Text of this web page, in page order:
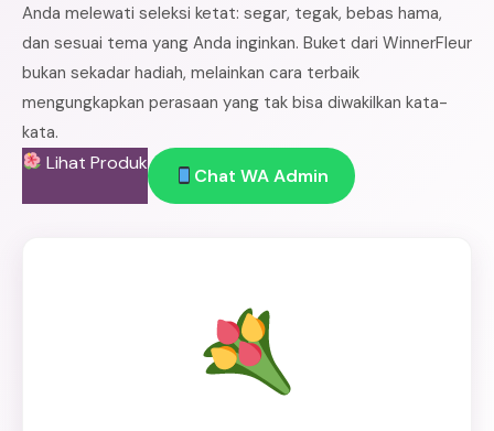
Anda melewati seleksi ketat: segar, tegak, bebas hama,
dan sesuai tema yang Anda inginkan. Buket dari WinnerFleur
bukan sekadar hadiah, melainkan cara terbaik
mengungkapkan perasaan yang tak bisa diwakilkan kata-
kata.
Lihat Produk
Chat WA Admin